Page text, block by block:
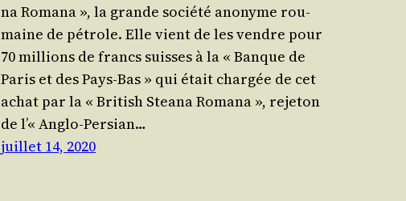
na Roma­na », la grande socié­té ano­nyme rou­
maine de pétrole. Elle vient de les vendre pour
70 mil­lions de francs suisses à la « Banque de
Paris et des Pays-Bas » qui était char­gée de cet
achat par la « Bri­tish Stea­na Roma­na », reje­ton
de l’« Anglo-Per­sian…
juillet 14, 2020